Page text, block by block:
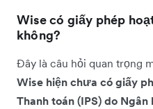
Wise có giấy phép
không?
Đây là câu hỏi quan trọng
Wise hiện chưa có giấy
Thanh toán (IPS) do